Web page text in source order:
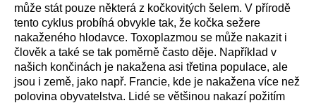
může stát pouze některá z kočkovitých šelem. V přírodě
tento cyklus probíhá obvykle tak, že kočka sežere
nakaženého hlodavce. Toxoplazmou se může nakazit i
člověk a také se tak poměrně často děje. Například v
našich končinách je nakažena asi třetina populace, ale
jsou i země, jako např. Francie, kde je nakažena více než
polovina obyvatelstva. Lidé se většinou nakazí požitím